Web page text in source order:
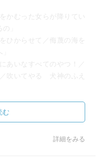
かむった女らが降りてい
」
ひからせて／侮蔑の海を
あいなすべてのやつ！／
吹いてやる 犬神のふえ
美しいと感じた。
く、この凄さを言葉で置
む
詳細をみる